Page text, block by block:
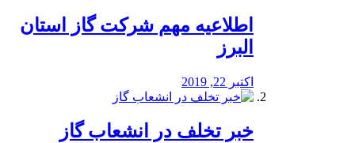
️اطلاعیه مهم شرکت گاز استان
البرز
اکتبر 22, 2019
خبر تخلف در انشعاب گاز